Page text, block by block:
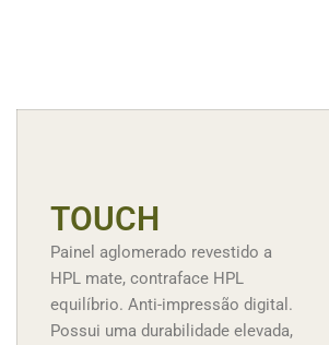
TOUCH
Painel aglomerado revestido a
HPL mate, contraface HPL
equilíbrio. Anti-impressão digital.
Possui uma durabilidade elevada,